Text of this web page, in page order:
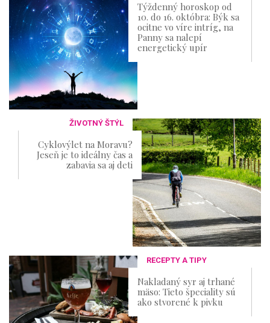
Týždenný horoskop od
10. do 16. októbra: Býk sa
ocitne vo víre intríg, na
Panny sa nalepí
energetický upír
ŽIVOTNÝ ŠTÝL
Cyklovýlet na Moravu?
Jeseň je to ideálny čas a
zabavia sa aj deti
RECEPTY A TIPY
Nakladaný syr aj trhané
mäso: Tieto špeciality sú
ako stvorené k pivku